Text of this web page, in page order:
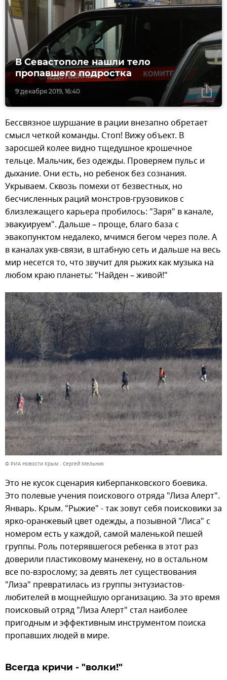
9 декабря 2019, 16:40
В Севастополе нашли тело
пропавшего подростка
Бессвязное шуршание в рации внезапно обретает
смысл четкой команды. Стоп! Вижу объект. В
заросшей колее видно тщедушное крошечное
тельце. Мальчик, без одежды. Проверяем пульс и
дыхание. Они есть, но ребенок без сознания.
Укрываем. Сквозь помехи от безвестных, но
бесчисленных раций монстров-грузовиков с
близлежащего карьера пробилось: "Заря" в канале,
эвакуируем". Дальше – проще, благо база с
эвакопунктом недалеко, мчимся бегом через поле. А
в каналах укв-связи, в штабную сеть и дальше на весь
мир несется то, что звучит для рыжих как музыка на
любом краю планеты: "Найден – живой!"
© РИА Новости Крым . Сергей Мельник
Это не кусок сценария киберпанковского боевика.
Это полевые учения поискового отряда "Лиза Алерт".
Январь. Крым. "Рыжие" - так зовут себя поисковики за
ярко-оранжевый цвет одежды, а позывной "Лиса" с
номером есть у каждой, самой маленькой пешей
группы. Роль потерявшегося ребенка в этот раз
доверили пластиковому манекену, но в остальном
все по-взрослому; за девять лет существования
"Лиза" превратилась из группы энтузиастов-
любителей в мощнейшую организацию. За это время
поисковый отряд "Лиза Алерт" стал наиболее
пригодным и эффективным инструментом поиска
пропавших людей в мире.
Всегда кричи - "волки!"